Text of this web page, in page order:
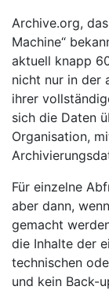
Archive.org,
Machine“
aktuell knapp
nicht nur in der
ihrer
sich die Daten
Organisation,
Für einzelne
aber dann,
gemacht
die Inhalte der
technischen
und kein Back-